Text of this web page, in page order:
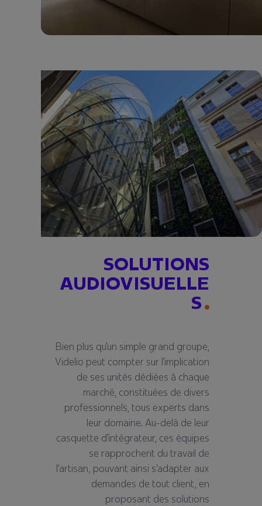
SOLUTIONS
AUDIOVISUELLE
S
Bien plus qu’un simple grand groupe,
Videlio peut compter sur l’implication
de ses unités dédiées à chaque
marché, constituées de divers
professionnels, tous experts dans
leur domaine. Au-delà de leur
casquette d’intégrateur, ces équipes
se rapprochent du travail de
l’artisan, pouvant ainsi s’adapter aux
demandes de tout client, en
proposant des solutions